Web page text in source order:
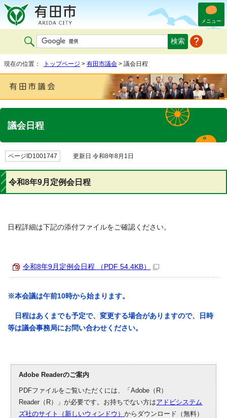
メニュー
現在の位置： トップページ > 有田市議会 > 議会日程
議会日程
ページID1001747 更新日 令和8年8月1日
令和8年9月定例会日程
日程詳細は下記の添付ファイルをご確認ください。
令和8年9月定例会日程 （PDF 54.4KB）
※本会議は午前10時から始まります。
日程はあくまでも予定で、変更する場合がありますので、日時
等は議会事務局にお問い合わせください。
Adobe Readerのご案内
PDFファイルをご覧いただくには、「Adobe（R）
Reader（R）」が必要です。お持ちでない方はアドビシステム
ズ社のサイト（新しいウィンドウ）からダウンロード（無料）